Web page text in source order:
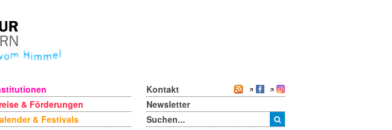
& Förderungen
& Festivals
Kontakt
Newsletter